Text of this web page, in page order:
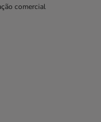
comercial